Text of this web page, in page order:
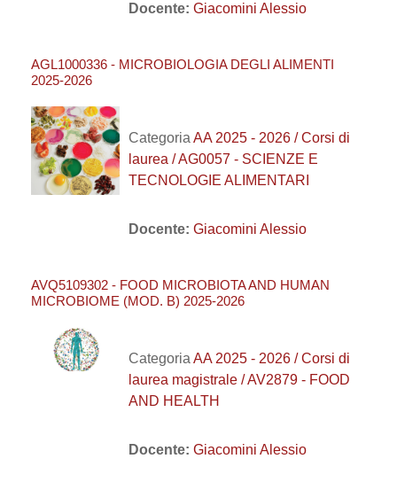
Docente: Giacomini Alessio
AGL1000336 - MICROBIOLOGIA DEGLI ALIMENTI
2025-2026
Categoria AA 2025 - 2026 / Corsi di
laurea / AG0057 - SCIENZE E
TECNOLOGIE ALIMENTARI
Docente: Giacomini Alessio
AVQ5109302 - FOOD MICROBIOTA AND HUMAN
MICROBIOME (MOD. B) 2025-2026
Categoria AA 2025 - 2026 / Corsi di
laurea magistrale / AV2879 - FOOD
AND HEALTH
Docente: Giacomini Alessio